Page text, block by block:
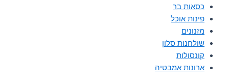
כסאות בר
פינות אוכל
מזנונים
שולחנות סלון
קונסולות
ארונות אמבטיה